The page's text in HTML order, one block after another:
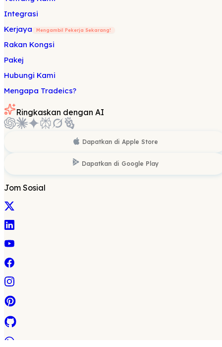
Integrasi
Kerjaya
Mengambil Pekerja Sekarang!
Rakan Kongsi
Pakej
Hubungi Kami
Mengapa Tradeics?
Ringkaskan dengan AI
Dapatkan di Apple Store
Dapatkan di Google Play
Jom Sosial